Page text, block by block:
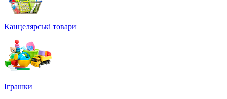
Канцелярські товари
Іграшки